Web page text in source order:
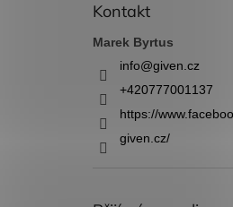
Kontakt
Marek Byrtus
info@given.cz
+420777001137
https://
given.cz/